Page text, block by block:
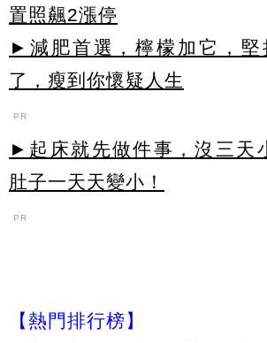
置照飆2漲停
►減肥首選，檸檬加它，堅
了，瘦到你懷疑人生
PR
►起床就先做件事，沒三天
肚子一天天變小！
PR
【熱門排行榜】